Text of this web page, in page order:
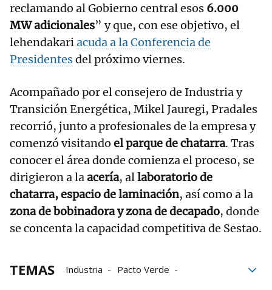
reclamando al Gobierno central esos 6.000
MW adicionales” y que, con ese objetivo, el
lehendakariacuda a la Conferencia de
Presidentesdel próximo viernes.
Acompañado por el consejero de Industria y
Transición Energética, Mikel Jauregi, Pradales
recorrió, junto a profesionales de la empresa y
comenzó visitando el parque de chatarra. Tras
conocer el área donde comienza el proceso, se
dirigieron a laacería, allaboratorio de
chatarra, espacio de laminación, así como a la
zona de bobinadora y zona dedecapado, donde
se concenta la capacidad competitiva de Sestao.
TEMAS Industria
Pacto Verde